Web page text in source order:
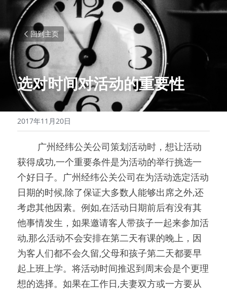
回到主页
选对时间对活动的重要性
2017年11月20日
广州经纬公关公司策划活动时，想让活动
获得成功,一个重要条件是为活动的举行挑选一
个好日子。广州经纬公关公司在为活动选定活动
日期的时候,除了保证大多数人能够出席之外,还
考虑其他因素。例如,在活动日期前后有没有其
他事情发生，如果邀请客人带孩子一起来参加活
动,那么活动不会安排在第二天有课的晚上，因
为客人们都不会久留,父母和孩子第二天都要早
起上班上学。将活动时间推迟到周末会是个更理
想的选择。如果在工作日,夫妻双方或一方要从